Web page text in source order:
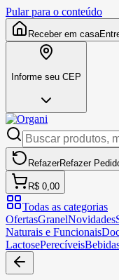
Pular para o conteúdo
Receber em casa
Informe seu CEP
RefazerRefazer
R$ 0,00
Todas as categorias
OfertasGranelNovidades
Naturais e Funcionais
LactosePerecíveis